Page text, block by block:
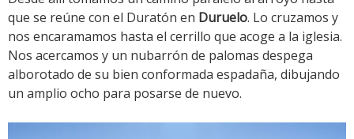
que se reúne con el Duratón en Duruelo. Lo cruzamos y
nos encaramamos hasta el cerrillo que acoge a la iglesia.
Nos acercamos y un nubarrón de palomas despega
alborotado de su bien conformada espadaña, dibujando
un amplio ocho para posarse de nuevo.